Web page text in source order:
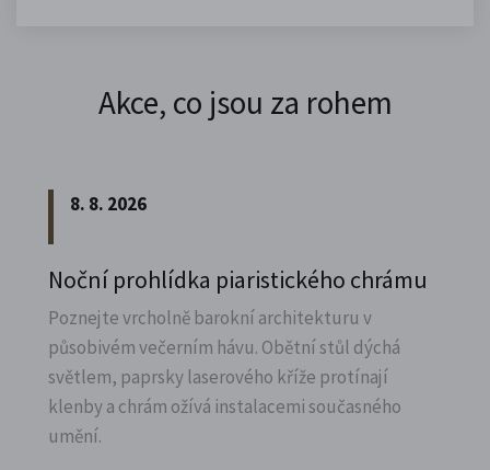
Akce, co jsou za rohem
8. 8. 2026
Noční prohlídka piaristického chrámu
Poznejte vrcholně barokní architekturu v
působivém večerním hávu. Obětní stůl dýchá
světlem, paprsky laserového kříže protínají
klenby a chrám ožívá instalacemi současného
umění.